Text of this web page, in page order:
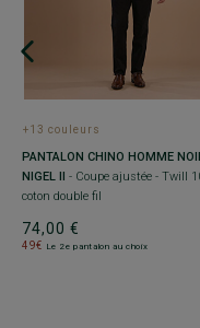
+13 couleurs
PANTALON CHINO HOMME
NIGEL II
- Coupe ajustée - Twill
coton double fil
74,00 €
49€ Le 2e pantalon au choix